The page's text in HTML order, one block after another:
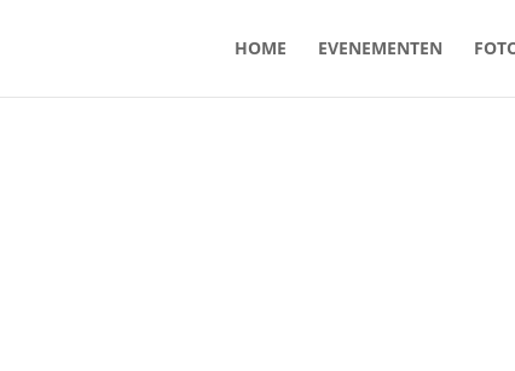
HOME EVENEMENTEN